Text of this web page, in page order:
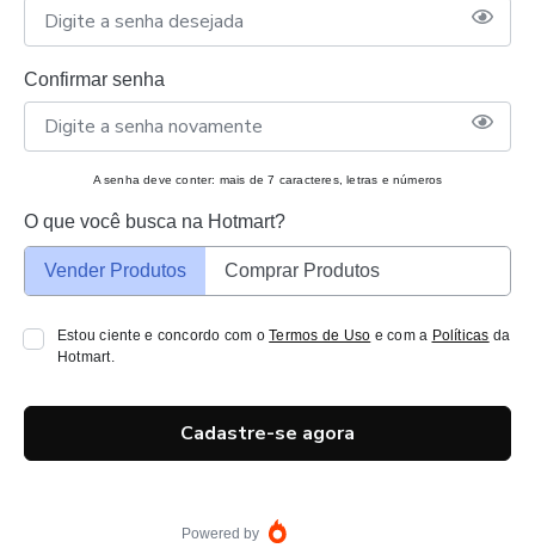
Confirmar senha
A senha deve conter: mais de 7 caracteres, letras e números
O que você busca na Hotmart?
Vender Produtos Comprar Produtos
Estou ciente e concordo com oTermos de Uso e com a Políticas da
Hotmart.
Cadastre-se agora
Powered by